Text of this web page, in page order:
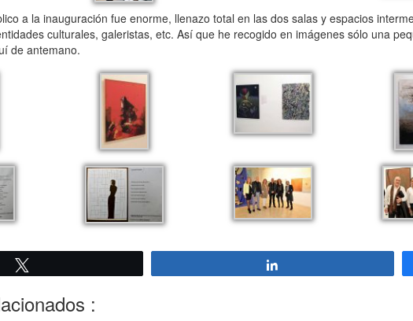
a la inauguración fue enorme, llenazo total en las dos salas y espacios
culturales, galeristas, etc. Así que he recogido en imágenes sólo una
de antemano.
: